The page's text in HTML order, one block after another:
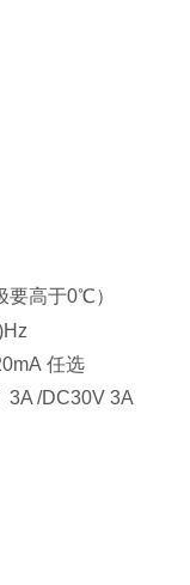
要高于0℃）
任选
3A /DC30V 3A